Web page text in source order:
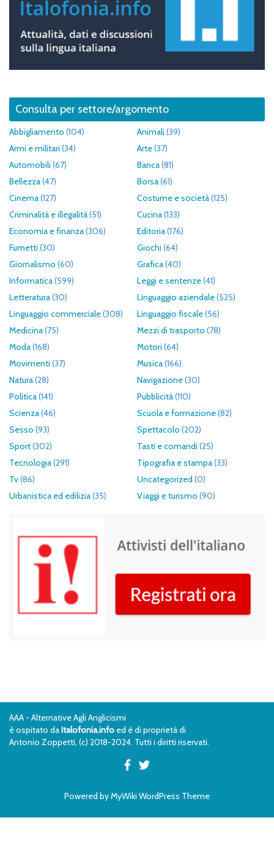
Consulta per settore/argomento
Abbigliamento (104) Animali (39)
Armi e militari (34) Arte(37)
Automobili (67) Banca(81)
Bellezza(47) Borsa(61)
Cinema(127) Costume e società(125)
Criminalità e illegalità(51) Cucina(133)
Economia e finanza(306) Editoria(176)
Fumetti (30) Giochi (64)
Giornalismo (60) Grafica(40)
Informatica(599) Leggi e sentenze(41)
Letteratura(30) Linguaggio aziendale(525)
Linguaggio commerciale(308) Linguaggio fiscale(56)
Medicina(75) Mezzi di trasporto (78)
Moda(168) Motori (64)
Movimenti (37) Musica(166)
Natura(28) Navigazione(30)
Politica(141) Pubblicità(110)
Scienza(46) Scuola e formazione(82)
Sesso (93) Spettacolo (202)
Sport(302) Tasti e comandi (25)
Tecnologia(291) Tipografia e stampa(33)
Tv(86) Uncategorized (0)
Urbanistica ed edilizia(35) Viaggi e turismo (90)
AAA - Alternative Agli Anglicismi
è ospitato daItalofonia.info ed è di proprietà di
Antonio Zoppetti, (c) 2018-2024. Tutti i diritti riservati.
Powered byMyWiki WordPress Theme